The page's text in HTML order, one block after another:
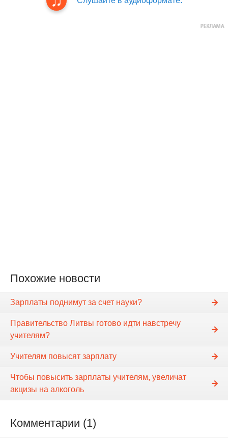
Похожие новости
Зарплаты поднимут за счет науки?
Правительство Литвы готово идти навстречу
учителям?
Учителям повысят зарплату
Чтобы повысить зарплаты учителям, увеличат
акцизы на алкоголь
Комментарии (1)